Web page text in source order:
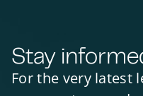
Stay
For the very latest